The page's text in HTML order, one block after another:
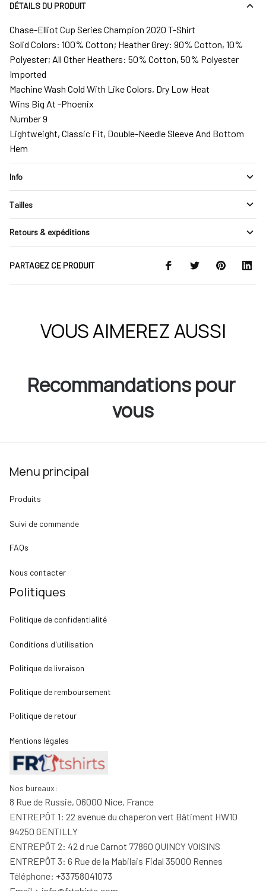
DÉTAILS DU PRODUIT
Chase-Elliot Cup Series Champion 2020 T-Shirt
Solid Colors: 100% Cotton; Heather Grey: 90% Cotton, 10%
Polyester; All Other Heathers: 50% Cotton, 50% Polyester
Imported
Machine Wash Cold With Like Colors, Dry Low Heat
Wins Big At -Phoenix
Number 9
Lightweight, Classic Fit, Double-Needle Sleeve And Bottom
Hem
Info
Tailles
Retours & expéditions
PARTAGEZ CE PRODUIT
VOUS AIMEREZ AUSSI
Recommandations pour
vous
Menu principal
Produits
Suivi de commande
FAQs
Nous contacter
Politiques
Politique de confidentialité
Conditions d'utilisation
Politique de livraison
Politique de remboursement
Politique de retour
Mentions légales
Nos bureaux:
8 Rue de Russie, 06000 Nice, France
ENTREPÔT 1: 22 avenue du chaperon vert Bâtiment HW10
94250 GENTILLY
ENTREPÔT 2: 42 d rue Carnot 77860 QUINCY VOISINS
ENTREPÔT 3: 6 Rue de la Mabilais Fidal 35000 Rennes
Téléphone: +33758041073